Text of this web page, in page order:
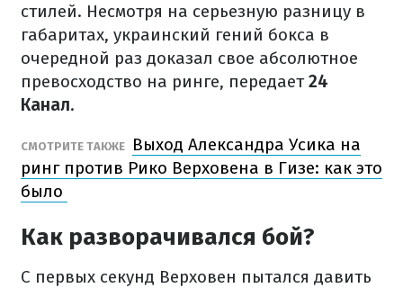
стилей. Несмотря на серьезную разницу в
габаритах, украинский гений бокса в
очередной раз доказал свое абсолютное
превосходство на ринге, передает24
Канал.
СМОТРИТЕ ТАКЖЕ
Выход Александра Усика на
ринг против Рико Верховена в Гизе: как это
было
Как разворачивался бой?
С первых секунд Верховен пытался давить